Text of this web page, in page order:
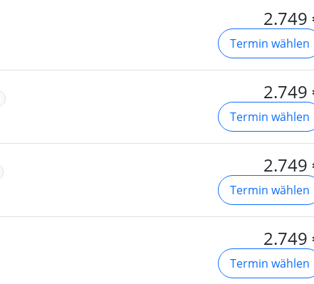
2.749
Termin wählen
2.749
Termin wählen
2.749
Termin wählen
2.749
Termin wählen